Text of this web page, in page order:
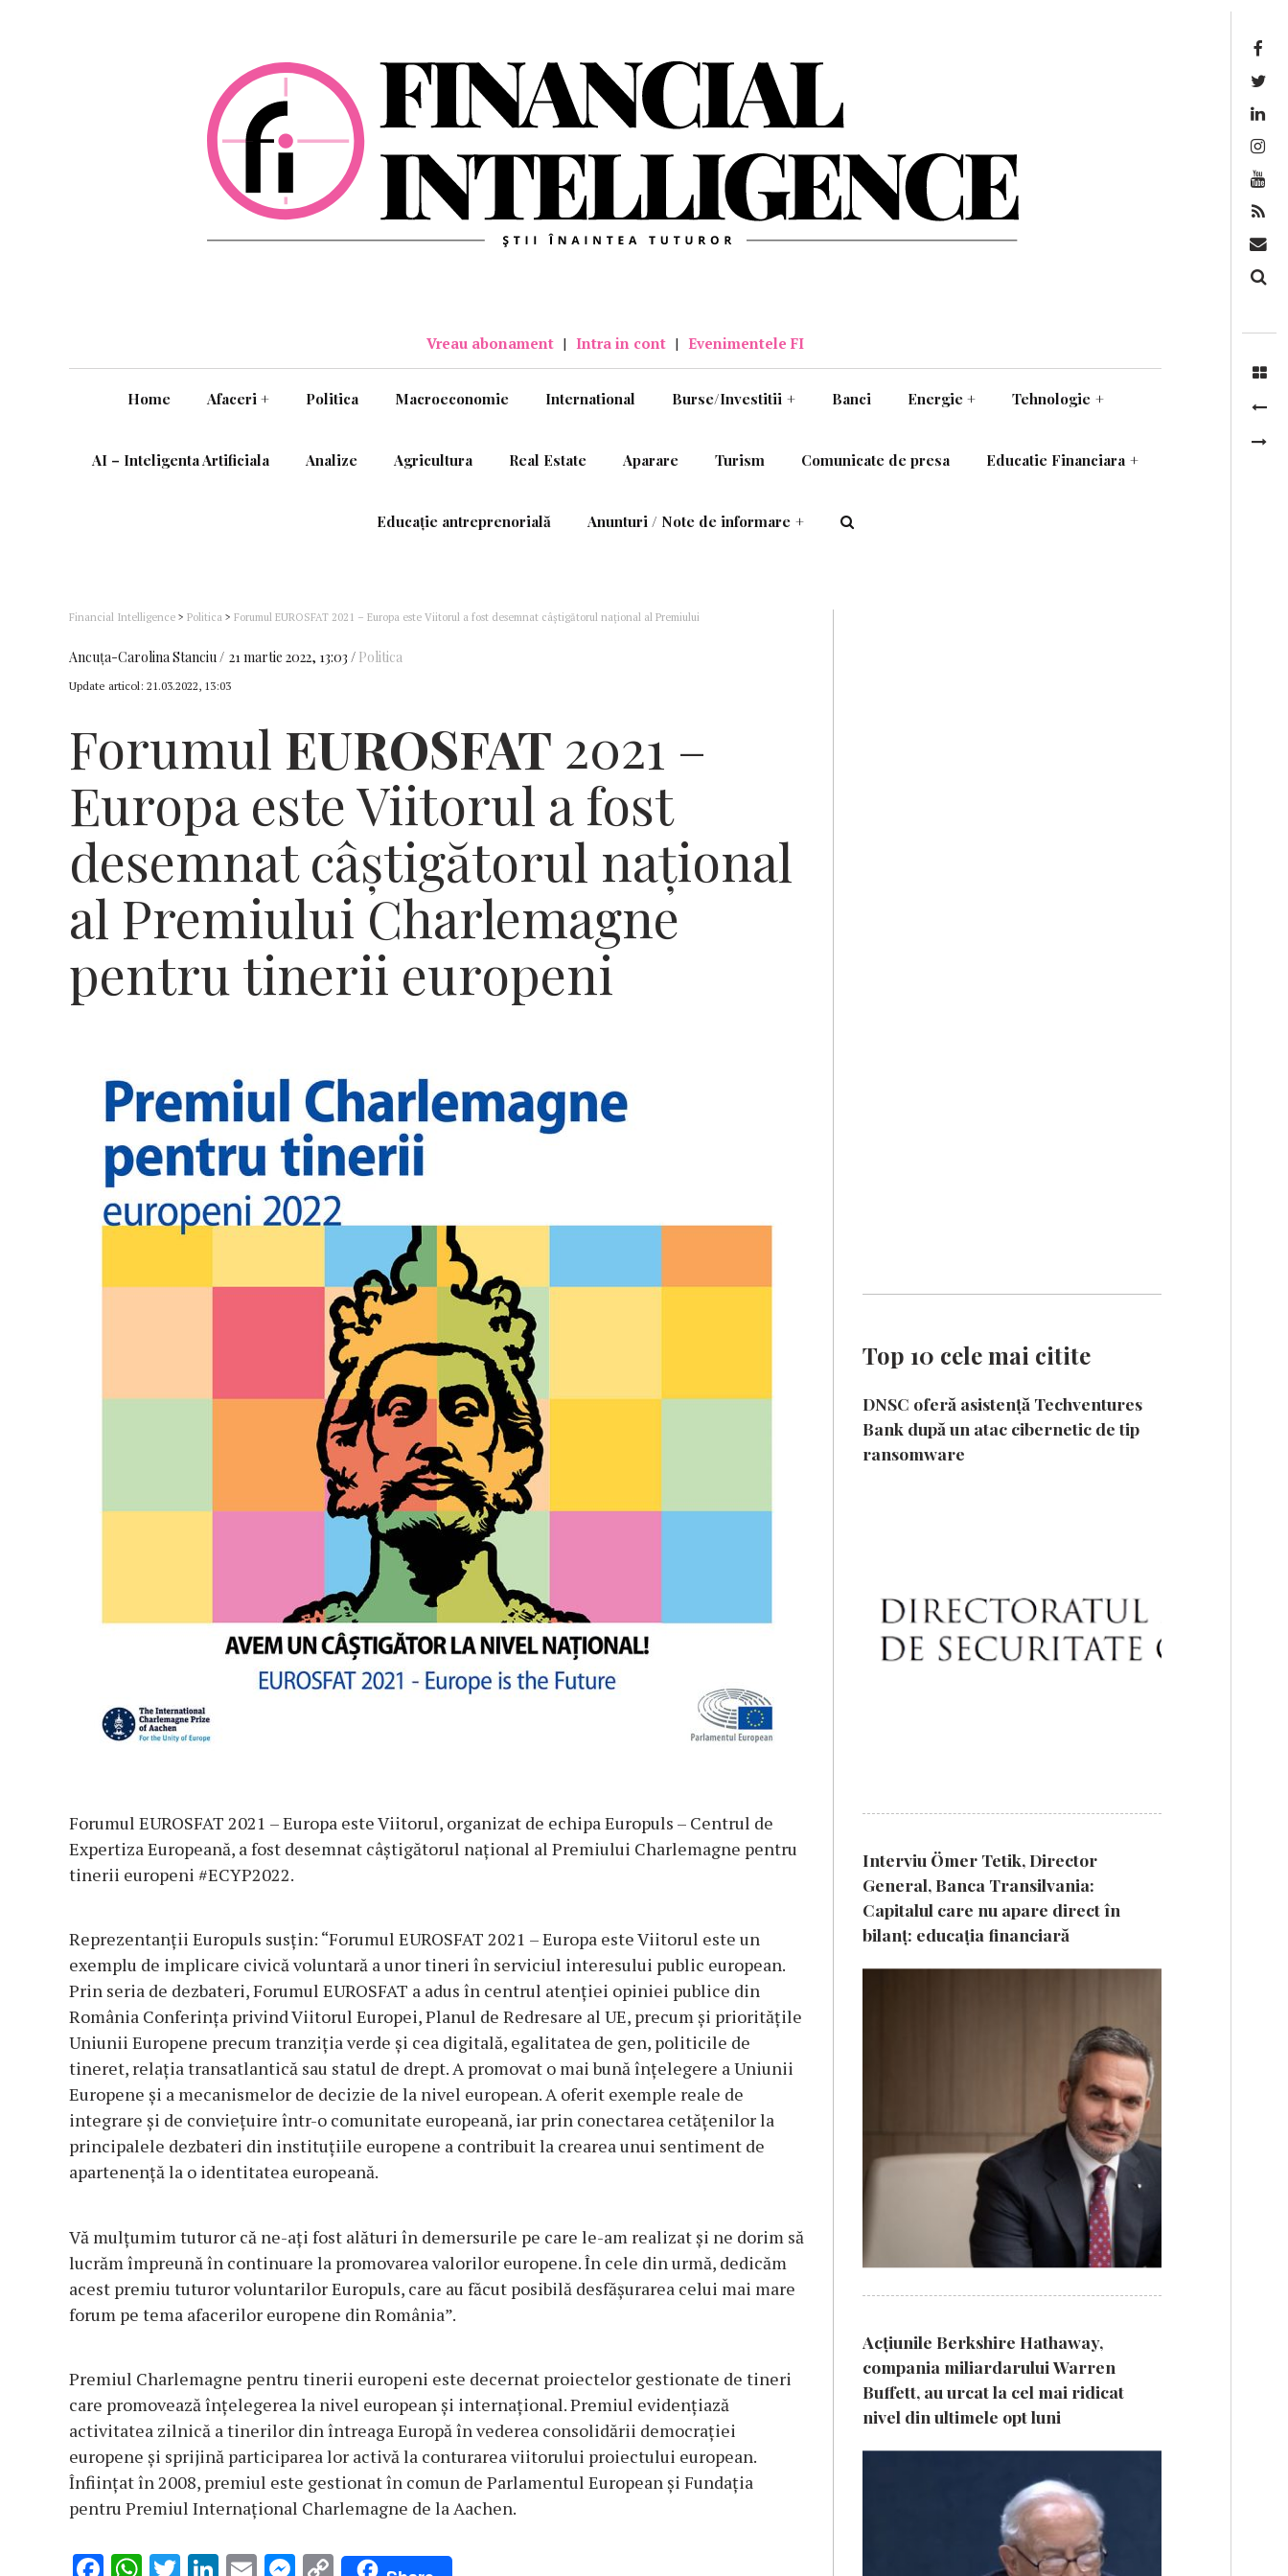
Vreau abonament | Intra in cont | Evenimentele FI
Home Afaceri + Politica Macroeconomie International Burse/Investitii + Banci Energie + Tehnologie +
AI – Inteligenta Artificiala Analize Agricultura Real Estate Aparare Turism Comunicate de presa Educatie Financiara +
Educație antreprenorială Anunturi / Note de informare +
Financial Intelligence > Politica > Forumul EUROSFAT 2021 – Europa este Viitorul a fost desemnat câștigătorul național al Premiului
Ancuţa-Carolina Stanciu 21 martie 2022, 13:03 Politica
Update articol: 21.03.2022, 13:03
Forumul EUROSFAT 2021 –
Europa este Viitorul a fost
desemnat câștigătorul național
al Premiului Charlemagne
pentru tinerii europeni
Forumul EUROSFAT 2021 – Europa este Viitorul, organizat de echipa Europuls – Centrul de
Expertiza Europeană, a fost desemnat câștigătorul național al Premiului Charlemagne pentru
tinerii europeni #ECYP2022.
Reprezentanții Europuls susțin: “Forumul EUROSFAT 2021 – Europa este Viitorul este un
exemplu de implicare civică voluntară a unor tineri în serviciul interesului public european.
Prin seria de dezbateri, Forumul EUROSFAT a adus în centrul atenției opiniei publice din
România Conferința privind Viitorul Europei, Planul de Redresare al UE, precum și prioritățile
Uniunii Europene precum tranziția verde și cea digitală, egalitatea de gen, politicile de
tineret, relația transatlantică sau statul de drept. A promovat o mai bună înțelegere a Uniunii
Europene și a mecanismelor de decizie de la nivel european. A oferit exemple reale de
integrare și de conviețuire într-o comunitate europeană, iar prin conectarea cetățenilor la
principalele dezbateri din instituțiile europene a contribuit la crearea unui sentiment de
apartenență la o identitatea europeană.
Vă mulțumim tuturor că ne-ați fost alături în demersurile pe care le-am realizat și ne dorim să
lucrăm împreună în continuare la promovarea valorilor europene. În cele din urmă, dedicăm
acest premiu tuturor voluntarilor Europuls, care au făcut posibilă desfășurarea celui mai mare
forum pe tema afacerilor europene din România”.
Premiul Charlemagne pentru tinerii europeni este decernat proiectelor gestionate de tineri
care promovează înțelegerea la nivel european și internațional. Premiul evidențiază
activitatea zilnică a tinerilor din întreaga Europă în vederea consolidării democrației
europene și sprijină participarea lor activă la conturarea viitorului proiectului european.
Înființat în 2008, premiul este gestionat în comun de Parlamentul European și Fundația
pentru Premiul Internațional Charlemagne de la Aachen.
Top 10 cele mai citite
DNSC oferă asistență Techventures
Bank după un atac cibernetic de tip
ransomware
Interviu Ömer Tetik, Director
General, Banca Transilvania:
Capitalul care nu apare direct în
bilanț: educația financiară
Acțiunile Berkshire Hathaway,
compania miliardarului Warren
Buffett, au urcat la cel mai ridicat
nivel din ultimele opt luni